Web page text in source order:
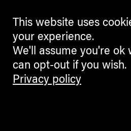
This website uses
your experience.
We'll assume you're ok
can opt-out if you wish.
Privacy policy